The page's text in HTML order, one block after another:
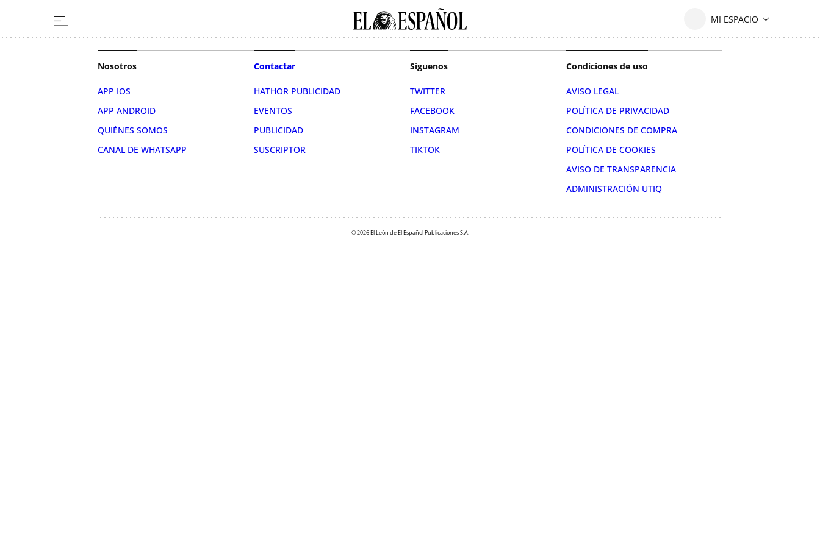
Nosotros
APP IOS
APP ANDROID
QUIÉNES SOMOS
CANAL DE WHATSAPP
Contactar
HATHOR PUBLICIDAD
EVENTOS
PUBLICIDAD
SUSCRIPTOR
Síguenos
TWITTER
FACEBOOK
INSTAGRAM
TIKTOK
Condiciones de uso
AVISO LEGAL
POLÍTICA DE PRIVACIDAD
CONDICIONES DE COMPRA
POLÍTICA DE COOKIES
AVISO DE TRANSPARENCIA
ADMINISTRACIÓN UTIQ
© 2026 El León de El Español Publicaciones S.A.